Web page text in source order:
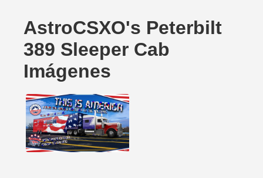
AstroCSXO's Peterbilt
389 Sleeper Cab
Imágenes